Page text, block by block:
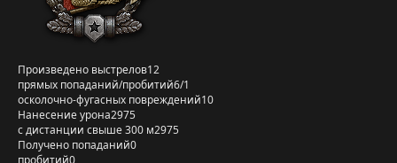
Произведено выстрелов12
прямых попаданий/пробитий6/1
осколочно-фугасных повреждений10
Нанесение урона2975
с дистанции свыше 300 м2975
Получено попаданий0
пробитий0